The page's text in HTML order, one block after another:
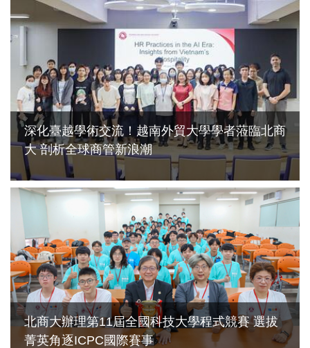
深化臺越學術交流！越南外貿大學學者蒞臨北商
大 剖析全球商管新浪潮
2026-07-16
北商大辦理第11屆全國科技大學程式競賽 選拔
菁英角逐ICPC國際賽事